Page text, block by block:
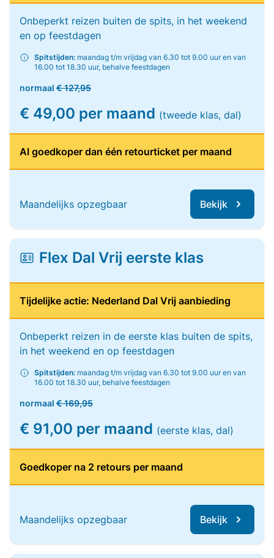
Onbeperkt reizen buiten de spits, in het weekend
en op feestdagen
Spitstijden: maandag t/m vrijdag van 6.30 tot 9.00 uur en van
16.00 tot 18.30 uur, behalve feestdagen
normaal € 127,95
€ 49,00 per maand (tweede klas, dal)
Al goedkoper dan één retourticket per maand
Maandelijks opzegbaar Bekijk
Flex Dal Vrij eerste klas
Tijdelijke actie: Nederland Dal Vrij aanbieding
Onbeperkt reizen in de eerste klas buiten de spits,
in het weekend en op feestdagen
Spitstijden: maandag t/m vrijdag van 6.30 tot 9.00 uur en van
16.00 tot 18.30 uur, behalve feestdagen
normaal € 169,95
€ 91,00 per maand (eerste klas, dal)
Goedkoper na 2 retours per maand
Maandelijks opzegbaar Bekijk